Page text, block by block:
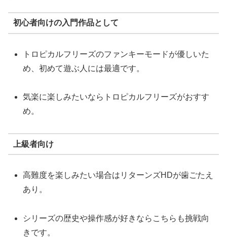
初心者向けの入門作品として
トロピカルフリーズのファンキーモードが優しいた
め、初めて遊ぶ人には最適です。
気楽に楽しみたいならトロピカルフリーズがおすす
め。
上級者向け
高難度を楽しみたい場合はリターンズHDが歯ごたえ
あり。
シリーズの歴史や操作感が好きならこちらも挑戦向
きです。